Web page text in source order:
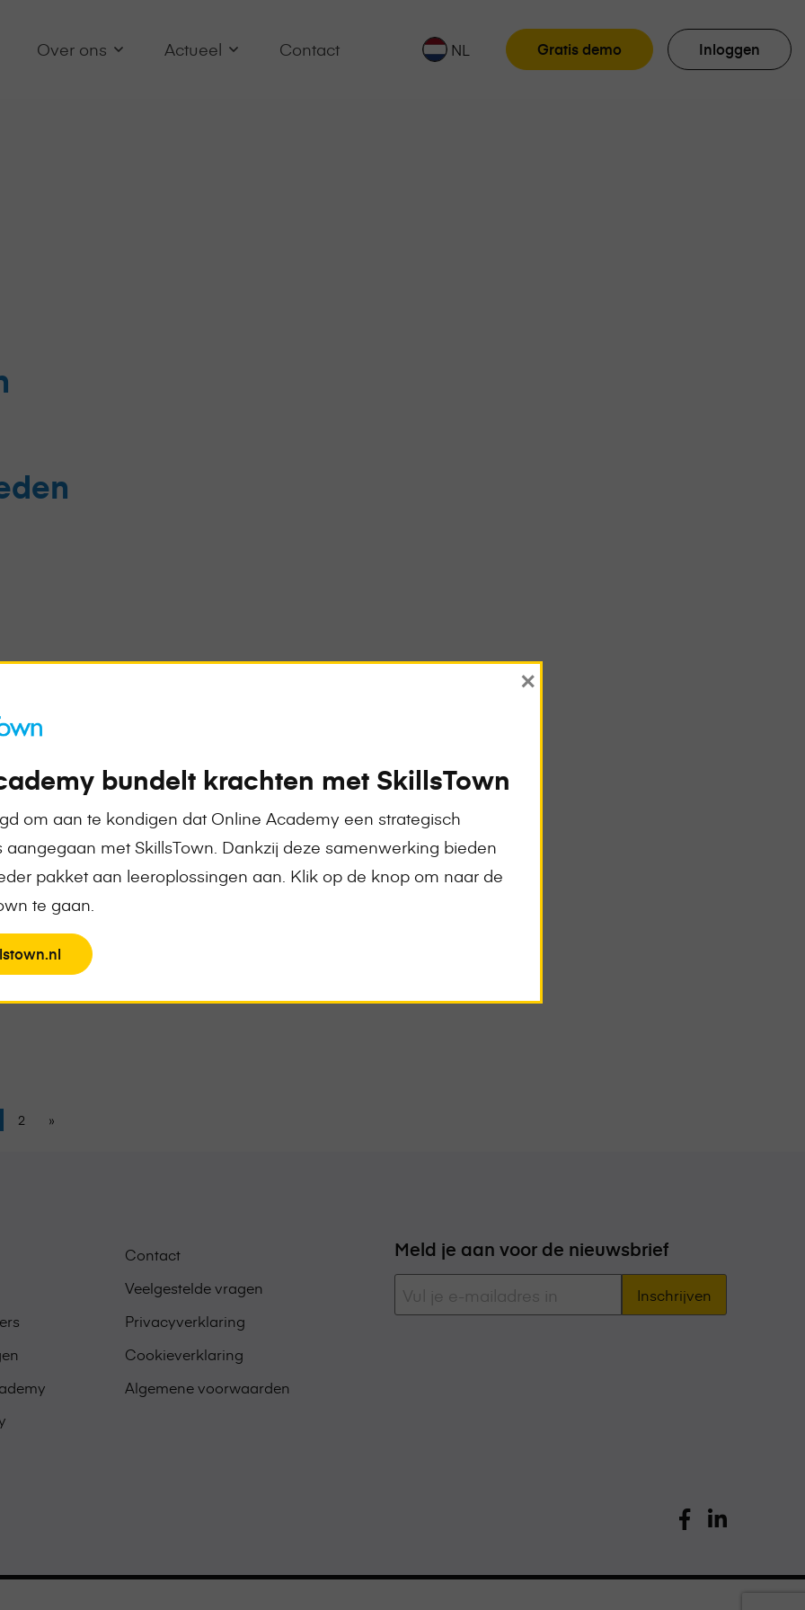
Over ons Actueel Contact NL Gratis demo Inloggen
2 »
Contact
Veelgestelde vragen
Privacyverklaring
Cookieverklaring
Algemene voorwaarden
Meld je aan voor de nieuwsbrief
E-
mailadres *
bundelt krachten met SkillsTown
om aan te kondigen dat Online Academy een strategisch
aangegaan met SkillsTown. Dankzij deze samenwerking bieden
pakket aan leeroplossingen aan. Klik op de knop om naar de
te gaan.
×